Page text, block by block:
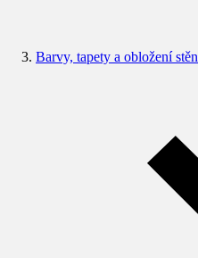
Barvy, tapety a obložení stěn